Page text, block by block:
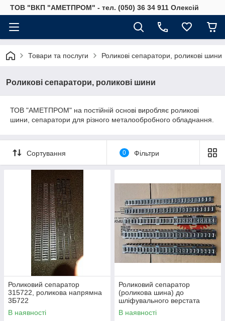
ТОВ "ВКП "АМЕТПРОМ" - тел. (050) 36 34 911 Олексій
Товари та послуги Роликові сепаратори, роликові шини
Роликові сепаратори, роликові шини
ТОВ "АМЕТПРОМ" на постійній основі виробляє роликові
шини, сепаратори для різного металообробного обладнання.
Сортування 0 Фільтри
Роликовий сепаратор
315722, роликова напрямна
3Б722
В наявності
Роликовий сепаратор
(роликова шина) до
шліфувального верстата
3Е711, 3В711, 3Д711,
3Д711вф
В наявності